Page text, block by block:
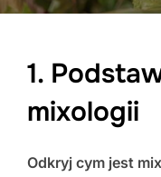
1.
mixologii
Odkryj cym jest